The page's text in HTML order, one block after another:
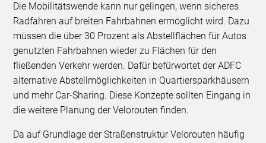
Die Mobilitätswende kann nur gelingen, wenn sicheres
Radfahren auf breiten Fahrbahnen ermöglicht wird. Dazu
müssen die über 30 Prozent als Abstellflächen für Autos
genutzten Fahrbahnen wieder zu Flächen für den
fließenden Verkehr werden. Dafür befürwortet der ADFC
alternative Abstellmöglichkeiten in Quartiersparkhäusern
und mehr Car-Sharing. Diese Konzepte sollten Eingang in
die weitere Planung der Velorouten finden.
Da auf Grundlage der Straßenstruktur Velorouten häufig